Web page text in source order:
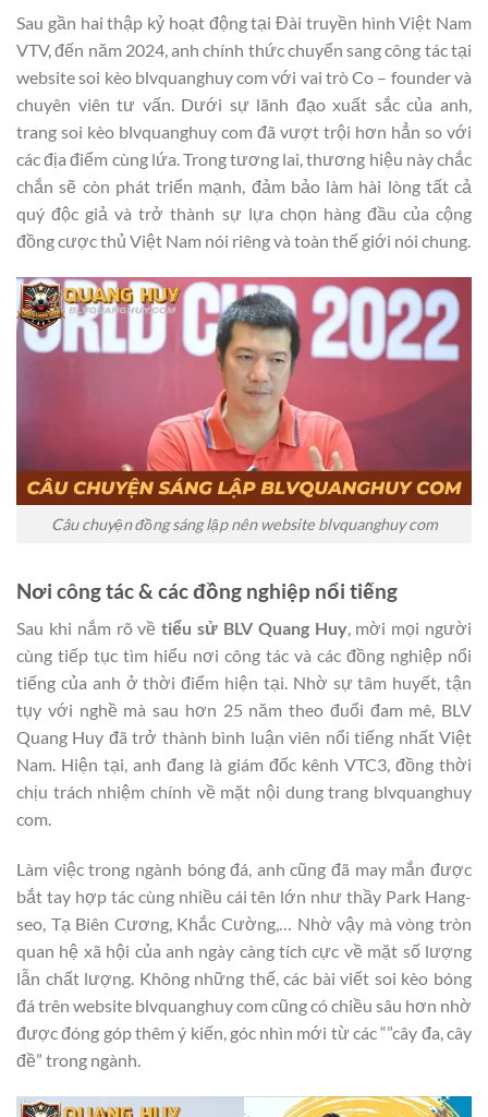
Sau gần hai thập kỷ hoạt động tại Đài truyền hình Việt Nam
VTV, đến năm 2024, anh chính thức chuyển sang công tác tại
website soi kèo blvquanghuy com với vai trò Co – founder và
chuyên viên tư vấn. Dưới sự lãnh đạo xuất sắc của anh,
trang soi kèo blvquanghuy com đã vượt trội hơn hẳn so với
các địa điểm cùng lứa. Trong tương lai, thương hiệu này chắc
chắn sẽ còn phát triển mạnh, đảm bảo làm hài lòng tất cả
quý độc giả và trở thành sự lựa chọn hàng đầu của cộng
đồng cược thủ Việt Nam nói riêng và toàn thế giới nói chung.
Câu chuyện đồng sáng lập nên website blvquanghuy com
Nơi công tác & các đồng nghiệp nổi tiếng
Sau khi nắm rõ vềtiểu sử BLV Quang Huy, mời mọi người
cùng tiếp tục tìm hiểu nơi công tác và các đồng nghiệp nổi
tiếng của anh ở thời điểm hiện tại. Nhờ sự tâm huyết, tận
tụy với nghề mà sau hơn 25 năm theo đuổi đam mê, BLV
Quang Huy đã trở thành bình luận viên nổi tiếng nhất Việt
Nam. Hiện tại, anh đang là giám đốc kênh VTC3, đồng thời
chịu trách nhiệm chính về mặt nội dung trang blvquanghuy
com.
Làm việc trong ngành bóng đá, anh cũng đã may mắn được
bắt tay hợp tác cùng nhiều cái tên lớn như thầy Park Hang-
seo, Tạ Biên Cương, Khắc Cường,… Nhờ vậy mà vòng tròn
quan hệ xã hội của anh ngày càng tích cực về mặt số lượng
lẫn chất lượng. Không những thế, các bài viết soi kèo bóng
đá trên website blvquanghuy com cũng có chiều sâu hơn nhờ
được đóng góp thêm ý kiến, góc nhìn mới từ các “”cây đa, cây
đề” trong ngành.